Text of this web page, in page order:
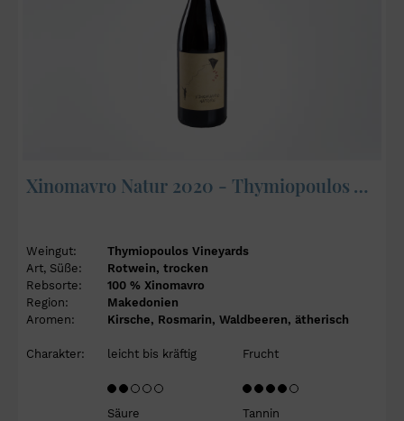
Xinomavro Natur 2020 - Thymiopoulos Vineyards
Weingut:
Thymiopoulos Vineyards
Art, Süße:
Rotwein, trocken
Rebsorte:
100 % Xinomavro
Region:
Makedonien
Aromen:
Kirsche, Rosmarin, Waldbeeren, ätherisch
Charakter: leicht bis kräftig Frucht
Säure Tannin